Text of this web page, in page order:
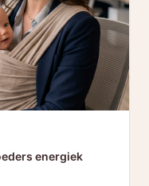
energiek